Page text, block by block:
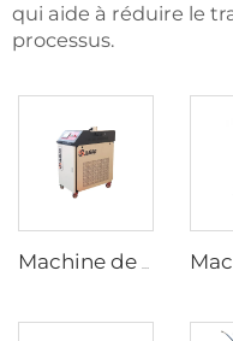
qui aide à réduire le
processus.